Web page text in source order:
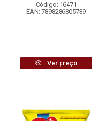
Código: 16471
EAN: 7898286805739
Ver preço